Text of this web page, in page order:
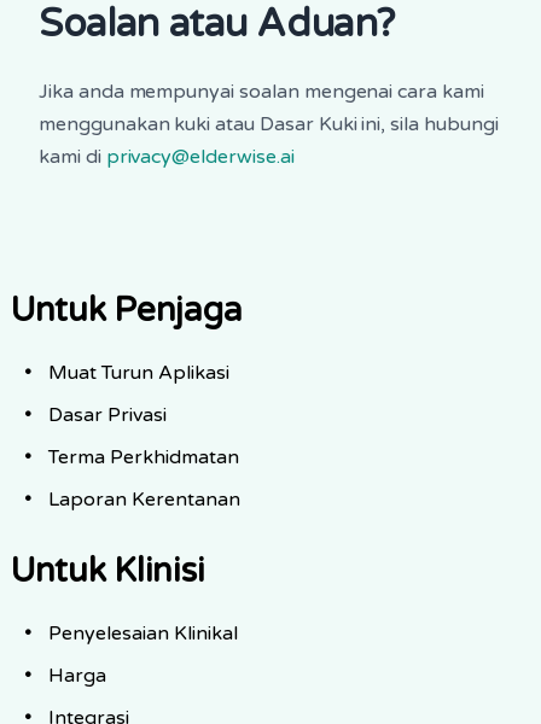
Soalan atau Aduan?
Jika anda mempunyai soalan mengenai cara kami
menggunakan kuki atau Dasar Kuki ini, sila hubungi
kami di privacy@elderwise.ai
Untuk Penjaga
Muat Turun Aplikasi
Dasar Privasi
Terma Perkhidmatan
Laporan Kerentanan
Untuk Klinisi
Penyelesaian Klinikal
Harga
Integrasi